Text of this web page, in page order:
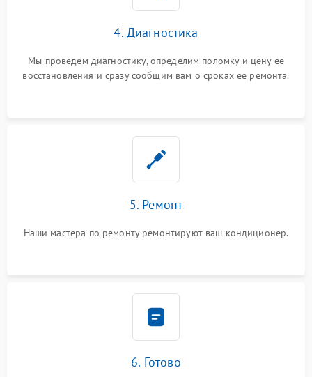
4. Диагностика
Мы проведем диагностику, определим поломку и цену ее
восстановления и сразу сообщим вам о сроках ее ремонта.
5. Ремонт
Наши мастера по ремонту ремонтируют ваш кондиционер.
6. Готово